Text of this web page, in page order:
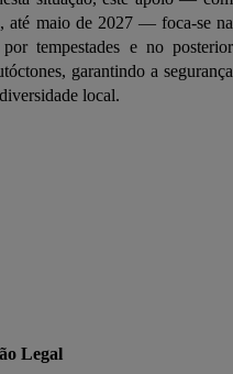
até maio de 2027 — foca-se na
tempestades e no posterior
garantindo a segurança
local.
Legal